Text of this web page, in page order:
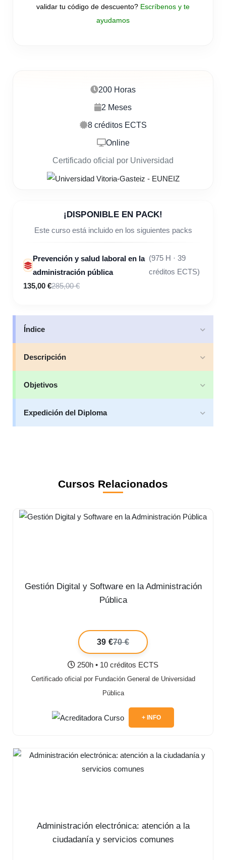
200 Horas
2 Meses
8 créditos ECTS
Online
Certificado oficial por Universidad
¡DISPONIBLE EN PACK!
Este curso está incluido en los siguientes packs
Prevención y salud laboral en la
administración pública
(975 H · 39
créditos ECTS)
135,00 €285,00 €
Índice
Descripción
Objetivos
Expedición del Diploma
validar tu código de descuento? Escríbenos y te
ayudamos
Cursos Relacionados
Gestión Digital y Software en la Administración
Pública
39 €70 €
250h • 10 créditos ECTS
Certificado oficial por Fundación General de Universidad
Pública
+ INFO
Administración electrónica: atención a la
ciudadanía y servicios comunes